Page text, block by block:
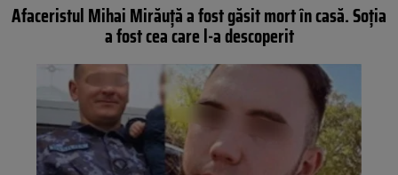
Afaceristul Mihai Mirăuță a fost găsit mort în casă. Soția
a fost cea care l-a descoperit